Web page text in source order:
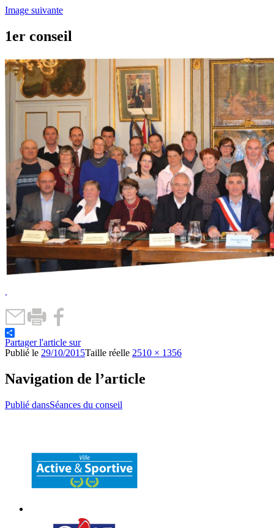
Image suivante
1er conseil
.
Partager l'article sur
Publié le 29/10/2015Taille réelle 2510 × 1356
Navigation de l’article
Publié dansSéances du conseil